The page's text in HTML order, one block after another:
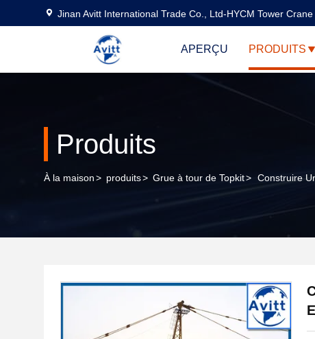
Jinan Avitt International Trade Co., Ltd-HYCM Tower Crane
APERÇU PRODUITS
Produits
À la maison> produits> Grue à tour de Topkit> Construire